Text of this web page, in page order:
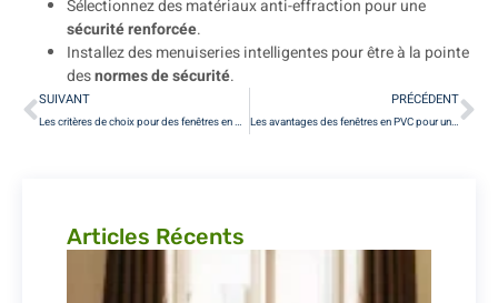
Sélectionnez des matériaux anti-effraction pour une
sécurité renforcée.
Installez des menuiseries intelligentes pour être à la pointe
desnormes de sécurité.
SUIVANT
Les critères de choix pour des fenêtres en bois massif à Paris
PRÉCÉDENT
Les avantages des fenêtres en PVC pour une rénovation énergétique à Paris
Articles Récents